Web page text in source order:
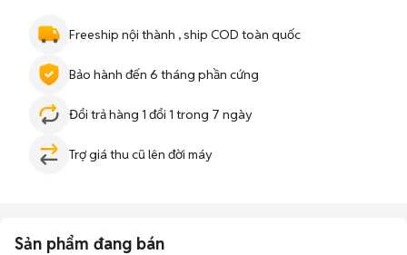
Freeship nội thành , ship COD toàn quốc
Bảo hành đến 6 tháng phần cứng
Đổi trả hàng 1 đổi 1 trong 7 ngày
Trợ giá thu cũ lên đời máy
Sản phẩm đang bán